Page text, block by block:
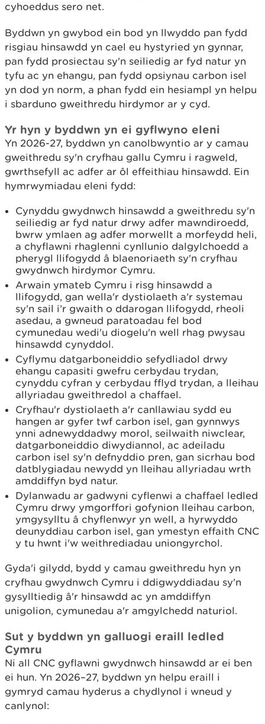
cyhoeddus sero net.
Byddwn yn gwybod ein bod yn llwyddo pan fydd
risgiau hinsawdd yn cael eu hystyried yn gynnar,
pan fydd prosiectau sy'n seiliedig ar fyd natur yn
tyfu ac yn ehangu, pan fydd opsiynau carbon isel
yn dod yn norm, a phan fydd ein hesiampl yn helpu
i sbarduno gweithredu hirdymor ar y cyd.
Yr hyn y byddwn yn ei gyflwyno eleni
Yn 2026-27, byddwn yn canolbwyntio ar y camau
gweithredu sy'n cryfhau gallu Cymru i ragweld,
gwrthsefyll ac adfer ar ôl effeithiau hinsawdd. Ein
hymrwymiadau eleni fydd:
Cynyddu gwydnwch hinsawdd a gweithredu sy'n
seiliedig ar fyd natur drwy adfer mawndiroedd,
bwrw ymlaen ag adfer morwellt a morfeydd heli,
a chyflawni rhaglenni cynllunio dalgylchoedd a
pherygl llifogydd â blaenoriaeth sy'n cryfhau
gwydnwch hirdymor Cymru.
Arwain ymateb Cymru i risg hinsawdd a
llifogydd, gan wella'r dystiolaeth a'r systemau
sy'n sail i’r gwaith o ddarogan llifogydd, rheoli
asedau, a gwneud paratoadau fel bod
cymunedau wedi'u diogelu'n well rhag pwysau
hinsawdd cynyddol.
Cyflymu datgarboneiddio sefydliadol drwy
ehangu capasiti gwefru cerbydau trydan,
cynyddu cyfran y cerbydau fflyd trydan, a lleihau
allyriadau gweithredol a chaffael.
Cryfhau'r dystiolaeth a'r canllawiau sydd eu
hangen ar gyfer twf carbon isel, gan gynnwys
ynni adnewyddadwy morol, seilwaith niwclear,
datgarboneiddio diwydiannol, ac adeiladu
carbon isel sy'n defnyddio pren, gan sicrhau bod
datblygiadau newydd yn lleihau allyriadau wrth
amddiffyn byd natur.
Dylanwadu ar gadwyni cyflenwi a chaffael ledled
Cymru drwy ymgorffori gofynion lleihau carbon,
ymgysylltu â chyflenwyr yn well, a hyrwyddo
deunyddiau carbon isel, gan ymestyn effaith CNC
y tu hwnt i'w weithrediadau uniongyrchol.
Gyda'i gilydd, bydd y camau gweithredu hyn yn
cryfhau gwydnwch Cymru i ddigwyddiadau sy'n
gysylltiedig â'r hinsawdd ac yn amddiffyn
unigolion, cymunedau a'r amgylchedd naturiol.
Sut y byddwn yn galluogi eraill ledled
Cymru
Ni all CNC gyflawni gwydnwch hinsawdd ar ei ben
ei hun. Yn 2026–27, byddwn yn helpu eraill i
gymryd camau hyderus a chydlynol i wneud y
canlynol: